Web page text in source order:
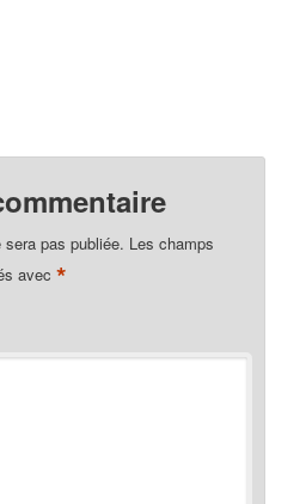
pas publiée. Les champs
avec*